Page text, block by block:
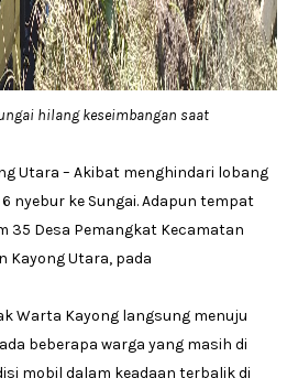
hilang keseimbangan saat
Utara – Akibat menghindari lobang
nyebur ke Sungai. Adapun tempat
35 Desa Pemangkat Kecamatan
Kayong Utara, pada
Warta Kayong langsung menuju
beberapa warga yang masih di
mobil dalam keadaan terbalik di